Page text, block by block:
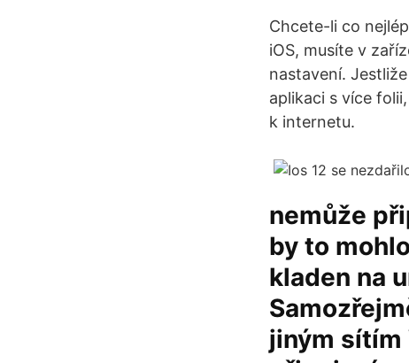
Chcete-li co
iOS, musíte v
nastavení.
aplikaci s více
k internetu.
nemůže
by to
kladen na
jiným sítím